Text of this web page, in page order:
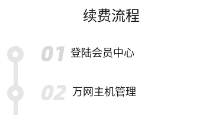
续费流程
登陆会员中心
万网主机管理